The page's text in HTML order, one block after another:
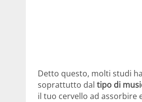
Detto questo, molti studi
soprattutto dal tipo di
il tuo cervello ad